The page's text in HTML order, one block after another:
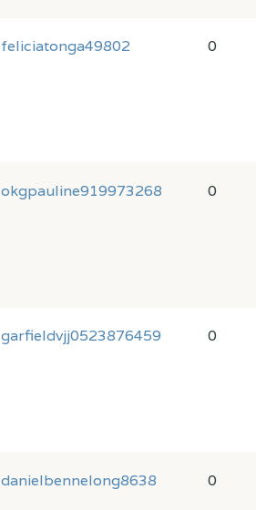
feliciatonga49802 0
okgpauline919973268 0
garfieldvjj0523876459 0
danielbennelong8638 0